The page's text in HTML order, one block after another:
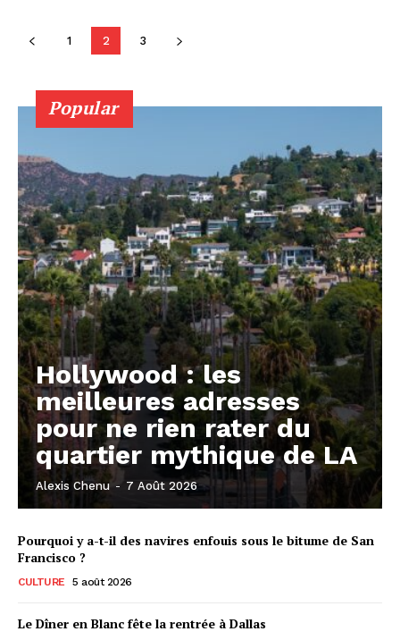
1 2 3
Popular
Hollywood : les
meilleures adresses
pour ne rien rater du
quartier mythique de LA
Alexis Chenu - 7 Août 2026
Pourquoi y a-t-il des navires enfouis sous le bitume de San
Francisco ?
CULTURE 5 août 2026
Le Dîner en Blanc fête la rentrée à Dallas